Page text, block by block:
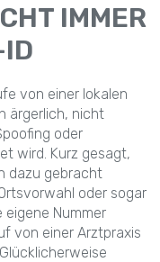
IMMER
von einer lokalen
ärgerlich, nicht
oder
wird. Kurz gesagt,
dazu gebracht
oder sogar
eigene Nummer
von einer Arztpraxis